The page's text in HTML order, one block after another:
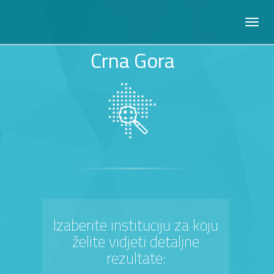
Crna Gora
Izaberite instituciju za koju
želite vidjeti detaljne
rezultate: